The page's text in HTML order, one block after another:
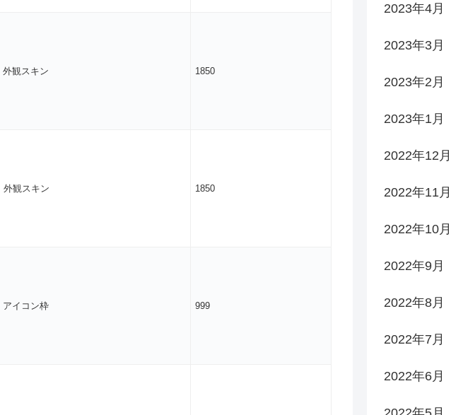
観スキン 1850
外観スキン 1850
アイコン枠 999
2023年4月
2023年3月
2023年2月
2023年1月
2022年12月
2022年11月
2022年10月
2022年9月
2022年8月
2022年7月
2022年6月